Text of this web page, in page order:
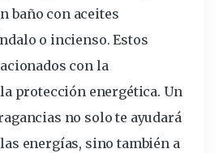
baño con aceites
o incienso. Estos
con la
protección energética. Un
no solo te ayudará
energías, sino también a